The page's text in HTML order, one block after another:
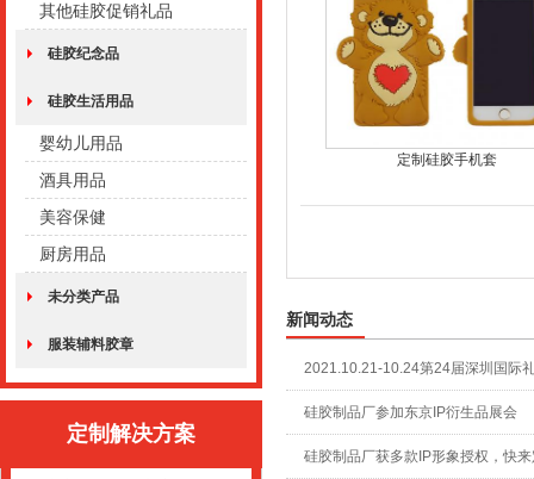
其他硅胶促销礼品
硅胶纪念品
硅胶生活用品
婴幼儿用品
酒具用品
美容保健
厨房用品
未分类产品
服装辅料胶章
定制解决方案
定制硅胶手机套
新闻动态
2021.10.21-10.24第24届深圳国际
硅胶制品厂参加东京IP衍生品展会
硅胶制品厂获多款IP形象授权，快